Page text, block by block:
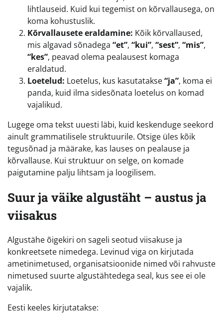
lihtlauseid. Kuid kui tegemist on kõrvallausega, on
koma kohustuslik.
Kõrvallausete eraldamine: Kõik kõrvallaused,
mis algavad sõnadega “et”, “kui”, “sest”, “mis”,
“kes”, peavad olema pealausest komaga
eraldatud.
Loetelud: Loetelus, kus kasutatakse“ja”, koma ei
panda, kuid ilma sidesõnata loetelus on komad
vajalikud.
Lugege oma tekst uuesti läbi, kuid keskenduge seekord
ainult grammatilisele struktuurile. Otsige üles kõik
tegusõnad ja määrake, kas lauses on pealause ja
kõrvallause. Kui struktuur on selge, on komade
paigutamine palju lihtsam ja loogilisem.
Suur ja väike algustäht – austus ja
viisakus
Algustähe õigekiri on sageli seotud viisakuse ja
konkreetsete nimedega. Levinud viga on kirjutada
ametinimetused, organisatsioonide nimed või rahvuste
nimetused suurte algustähtedega seal, kus see ei ole
vajalik.
Eesti keeles kirjutatakse: